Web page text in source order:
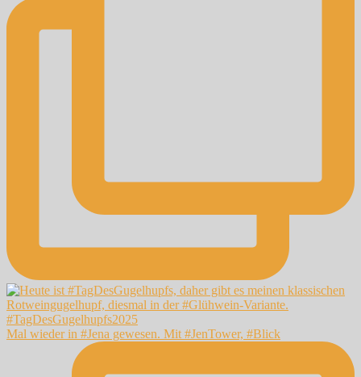
Mal wieder in #Jena gewesen. Mit #JenTower, #Blick